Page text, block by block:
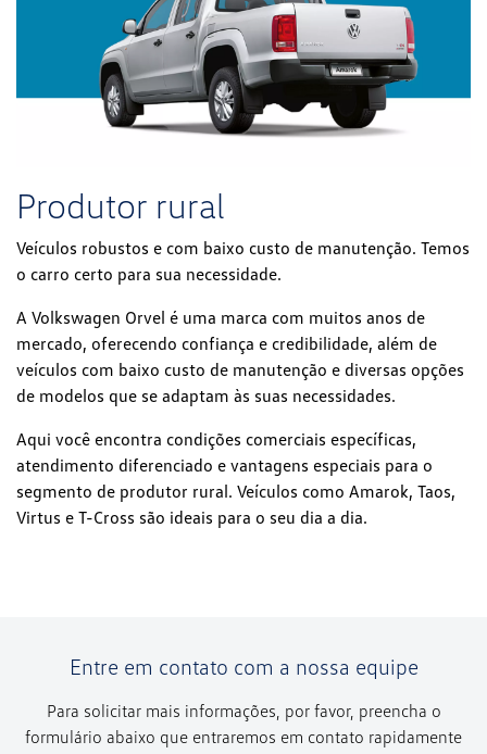
Produtor rural
Veículos robustos e com baixo custo de manutenção. Temos
o carro certo para sua necessidade.
A Volkswagen Orvel é uma marca com muitos anos de
mercado, oferecendo confiança e credibilidade, além de
veículos com baixo custo de manutenção e diversas opções
de modelos que se adaptam às suas necessidades.
Aqui você encontra condições comerciais específicas,
atendimento diferenciado e vantagens especiais para o
segmento de produtor rural. Veículos como Amarok, Taos,
Virtus e T-Cross são ideais para o seu dia a dia.
Entre em contato com a nossa equipe
Para solicitar mais informações, por favor, preencha o
formulário abaixo que entraremos em contato rapidamente